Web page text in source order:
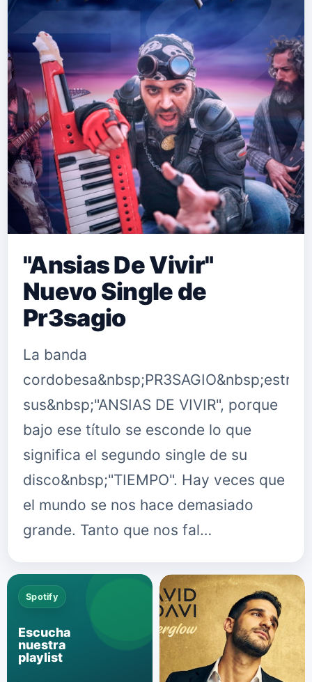
"Ansias De Vivir"
Nuevo Single de
Pr3sagio
La banda
sus&nbsp;"ANSIAS DE VIVIR", porque
bajo ese título se esconde lo que
significa el segundo single de su
disco&nbsp;"TIEMPO". Hay veces que
el mundo se nos hace demasiado
grande. Tanto que nos fal…
Spotify
Escucha
nuestra
playlist